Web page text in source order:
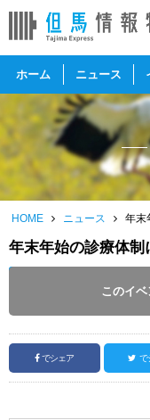
ホーム ニュース
HOME ニュース 年末
年末年始の診療体制
このイ
でシェア で